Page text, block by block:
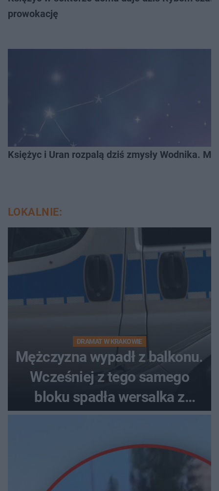
prowokację
Księżyc i Uran rozpalą dziś zmysły Wodnika.
LOKALNIE:
DRAMAT W KRAKOWIE
Mężczyzna wypadł z balkonu.
Wcześniej z tego samego
bloku spadła wersalka z
pościelą